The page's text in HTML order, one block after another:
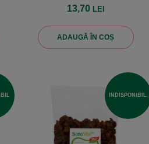
13,70 LEI
ADAUGĂ ÎN COȘ
INDISPONIBIL